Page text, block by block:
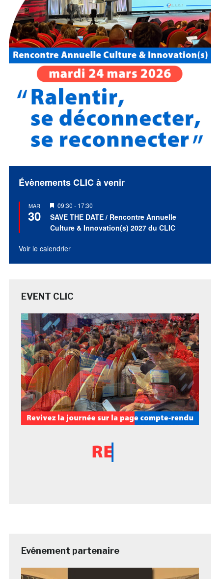
Évènements CLIC à venir
MAR
30
Mis
en
avant
09:30 - 17:30
SAVE THE DATE / Rencontre Annuelle
Culture & Innovation(s) 2027 du CLIC
Voir le calendrier
EVENT CLIC
Evénement partenaire